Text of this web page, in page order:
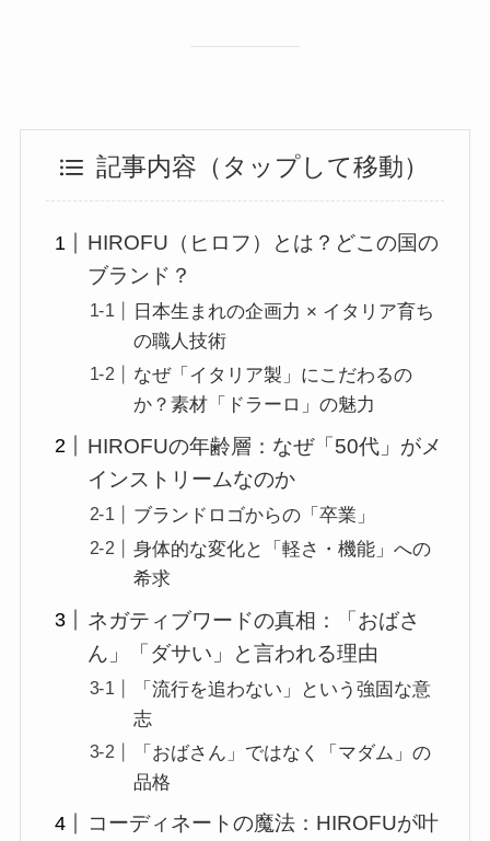
記事内容（タップして移動）
HIROFU（ヒロフ）とは？どこの国の
ブランド？
日本生まれの企画力 × イタリア育ち
の職人技術
なぜ「イタリア製」にこだわるの
か？素材「ドラーロ」の魅力
HIROFUの年齢層：なぜ「50代」がメ
インストリームなのか
ブランドロゴからの「卒業」
身体的な変化と「軽さ・機能」への
希求
ネガティブワードの真相：「おばさ
ん」「ダサい」と言われる理由
「流行を追わない」という強固な意
志
「おばさん」ではなく「マダム」の
品格
コーディネートの魔法：HIROFUが叶